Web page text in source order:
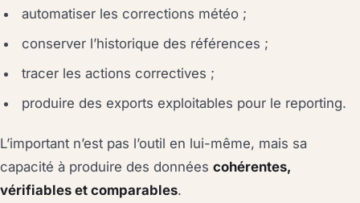
automatiser les corrections météo ;
conserver l’historique des références ;
tracer les actions correctives ;
produire des exports exploitables pour le reporting.
L’important n’est pas l’outil en lui-même, mais sa
capacité à produire des données cohérentes,
vérifiables et comparables.